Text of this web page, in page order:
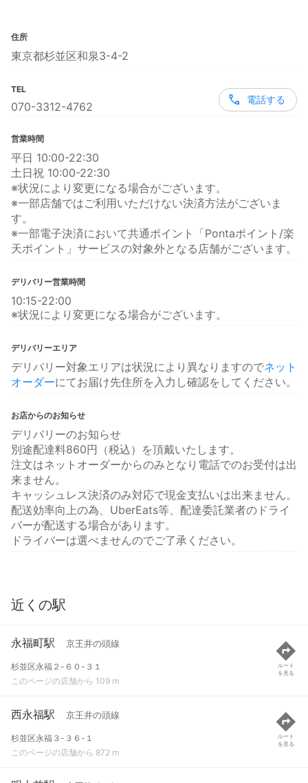
住所
東京都杉並区和泉3-4-2
TEL
070-3312-4762
電話する
営業時間
平日 10:00-22:30
土日祝 10:00-22:30
※状況により変更になる場合がございます。
※一部店舗ではご利用いただけない決済方法がございま
す。
※一部電子決済において共通ポイント「Pontaポイント/楽
天ポイント」サービスの対象外となる店舗がございます。
デリバリー営業時間
10:15-22:00
※状況により変更になる場合がございます。
デリバリーエリア
デリバリー対象エリアは状況により異なりますのでネット
オーダーにてお届け先住所を入力し確認をしてください。
お店からのお知らせ
デリバリーのお知らせ
別途配達料860円（税込）を頂戴いたします。
注文はネットオーダーからのみとなり電話でのお受付は出
来ません。
キャッシュレス決済のみ対応で現金支払いは出来ません。
配送効率向上の為、UberEats等、配達委託業者のドライ
バーが配送する場合があります。
ドライバーは選べませんのでご了承ください。
近くの駅
永福町駅 京王井の頭線
杉並区永福２-６０-３１
このページの店舗から 109 m
ルート
を見る
西永福駅 京王井の頭線
杉並区永福３-３６-１
このページの店舗から 872 m
ルート
を見る